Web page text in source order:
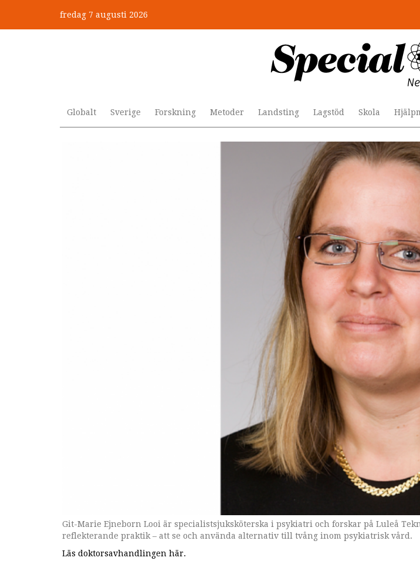
huvudinnehåll
fredag 7 augusti 2026
Globalt Sverige Forskning Metoder Landsting Lagstöd Skola
Git-Marie Ejneborn Looi är specialistsjuksköterska i psykiatri och forskar på Luleå
reflekterande praktik – att se och använda alternativ till tvång inom psykiatrisk vård.
Läs doktorsavhandlingen här.
”Jobbet gick bra – just därför togs stödet bort”